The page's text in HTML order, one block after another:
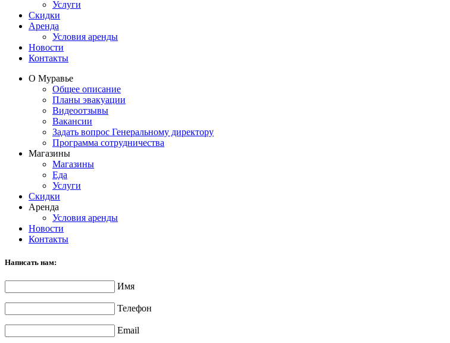
Услуги
Скидки
Аренда
Условия аренды
Новости
Контакты
О Муравье
Общее описание
Планы эвакуации
Видеоотзывы
Вакансии
Задать вопрос Генеральному директору
Программа сотрудничества
Магазины
Магазины
Еда
Услуги
Скидки
Аренда
Условия аренды
Новости
Контакты
Написать нам:
Имя
Телефон
Email